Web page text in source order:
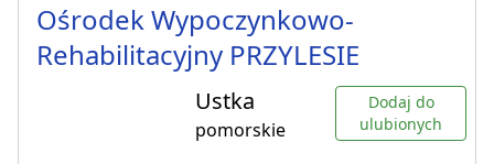
Ośrodek Wypoczynkowo-
Rehabilitacyjny PRZYLESIE
Ustka
pomorskie
Dodaj do
ulubionych